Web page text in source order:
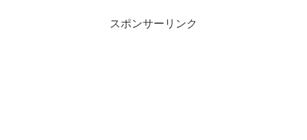
スポンサーリンク